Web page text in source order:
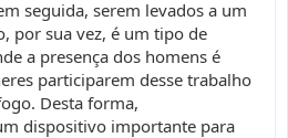
seguida, serem levados a um
por sua vez, é um tipo de
a presença dos homens é
participarem desse trabalho
Desta forma,
dispositivo importante para